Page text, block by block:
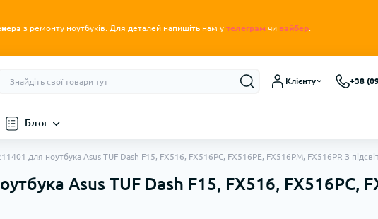
з ремонту ноутбуків. Для деталей напишіть нам у телеграм чи вайбер.
Клієнту +38
Блог
для ноутбука Asus TUF Dash F15, FX516, FX516PC, FX516PE, FX516PM, FX516PR З
Asus TUF Dash F15, FX516, FX516PC,